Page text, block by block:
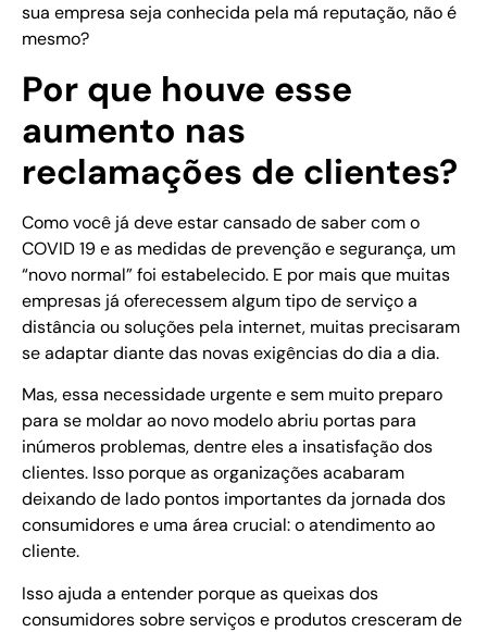
sua empresa seja conhecida pela má reputação, não é
mesmo?
Por que houve esse
aumento nas
reclamações de clientes?
Como você já deve estar cansado de saber com o
COVID 19 e as medidas de prevenção e segurança, um
“novo normal” foi estabelecido. E por mais que muitas
empresas já oferecessem algum tipo de serviço a
distância ou soluções pela internet, muitas precisaram
se adaptar diante das novas exigências do dia a dia.
Mas, essa necessidade urgente e sem muito preparo
para se moldar ao novo modelo abriu portas para
inúmeros problemas, dentre eles a insatisfação dos
clientes. Isso porque as organizações acabaram
deixando de lado pontos importantes da jornada dos
consumidores e uma área crucial: o atendimento ao
cliente.
Isso ajuda a entender porque as queixas dos
consumidores sobre serviços e produtos cresceram de